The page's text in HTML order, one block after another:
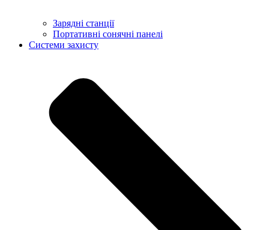
Зарядні станції
Портативні сонячні панелі
Системи захисту